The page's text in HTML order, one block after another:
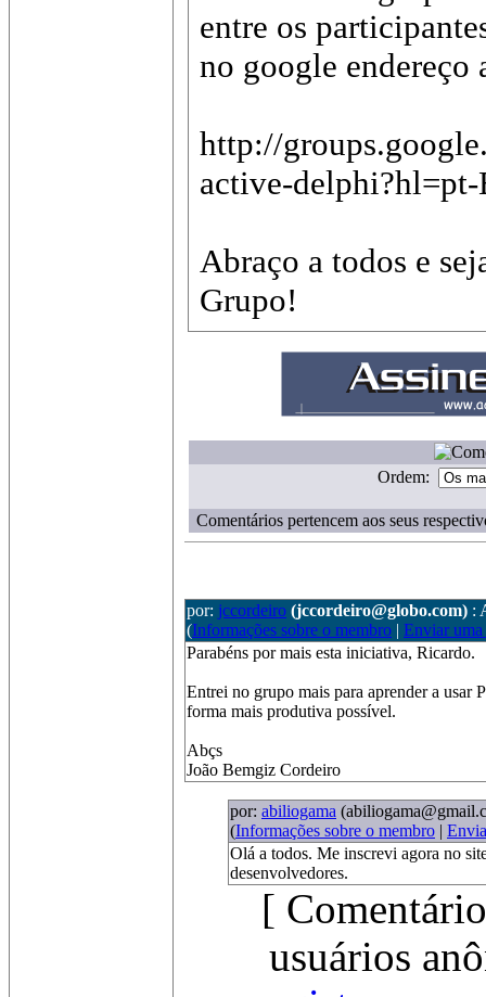
entre os
no google endereço
http://
active-
Abraço a todos e
Grupo!
Ordem:
Comentários pertencem aos seus
por: jccordeiro (jccordeiro@globo.com) :
(Informações sobre o membro | Enviar uma
Parabéns por mais esta iniciativa, Ricardo.
Entrei no grupo mais para aprender a usar
forma mais produtiva possível.
Abçs
João Bemgiz Cordeiro
por: abiliogama
(Informações sobre o membro |
Olá a todos. Me inscrevi agora no
desenvolvedores.
[
usuários